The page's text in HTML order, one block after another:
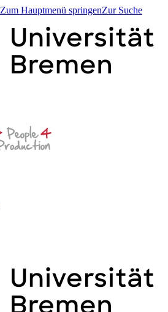
Zum Hauptmenü springenZur Suche